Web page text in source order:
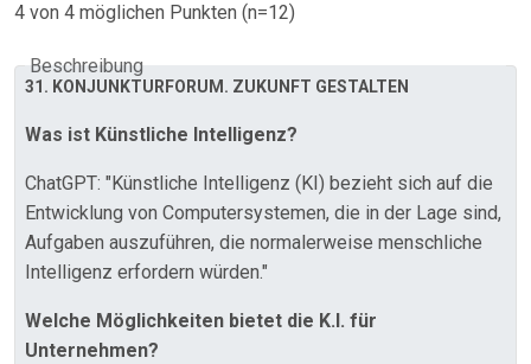
4 von 4 möglichen Punkten (n=12)
Beschreibung
31. KONJUNKTURFORUM. ZUKUNFT GESTALTEN
Was ist Künstliche Intelligenz?
ChatGPT: "Künstliche Intelligenz (KI) bezieht sich auf die
Entwicklung von Computersystemen, die in der Lage sind,
Aufgaben auszuführen, die normalerweise menschliche
Intelligenz erfordern würden."
Welche Möglichkeiten bietet die K.I. für
Unternehmen?